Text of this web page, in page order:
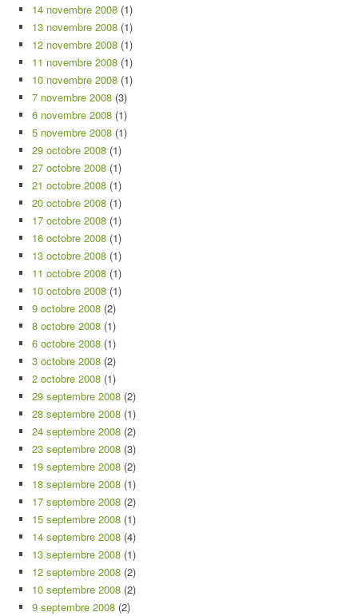
14 novembre 2008 (1)
13 novembre 2008 (1)
12 novembre 2008 (1)
11 novembre 2008 (1)
10 novembre 2008 (1)
7 novembre 2008 (3)
6 novembre 2008 (1)
5 novembre 2008 (1)
29 octobre 2008 (1)
27 octobre 2008 (1)
21 octobre 2008 (1)
20 octobre 2008 (1)
17 octobre 2008 (1)
16 octobre 2008 (1)
13 octobre 2008 (1)
11 octobre 2008 (1)
10 octobre 2008 (1)
9 octobre 2008 (2)
8 octobre 2008 (1)
6 octobre 2008 (1)
3 octobre 2008 (2)
2 octobre 2008 (1)
29 septembre 2008 (2)
28 septembre 2008 (1)
24 septembre 2008 (2)
23 septembre 2008 (3)
19 septembre 2008 (2)
18 septembre 2008 (1)
17 septembre 2008 (2)
15 septembre 2008 (1)
14 septembre 2008 (4)
13 septembre 2008 (1)
12 septembre 2008 (2)
10 septembre 2008 (2)
9 septembre 2008 (2)